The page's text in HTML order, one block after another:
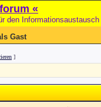
«
den
Gast
]